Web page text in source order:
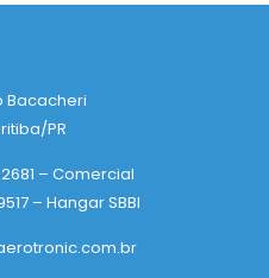
Bacacheri
PR
– Comercial
– Hangar SBBI